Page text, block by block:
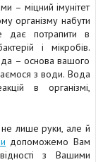
– міцний імунітет
організму набути
дає потрапити в
і мікробів.
– основа вашого
з води. Вода
в організмі,
лише руки, але й
допоможемо Вам
з Вашими